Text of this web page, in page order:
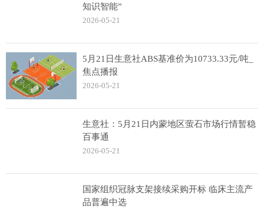
知识智能”
2026-05-21
5月21日生意社ABS基准价为10733.33元/吨_
焦点播报
2026-05-21
生意社：5月21日内蒙地区萤石市场行情暂稳
百事通
2026-05-21
国家组织冠脉支架接续采购开标 临床主流产
品普遍中选